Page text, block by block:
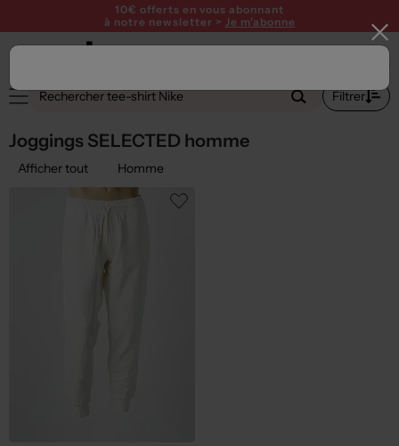
10€ offerts en vous abonnant
à notre newsletter > Je m'abonne
Filtrer
Joggings SELECTED homme
Afficher tout Homme